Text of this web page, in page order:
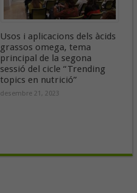
Usos i aplicacions dels àcids
grassos omega, tema
principal de la segona
sessió del cicle “Trending
topics en nutrició”
desembre 21, 2023